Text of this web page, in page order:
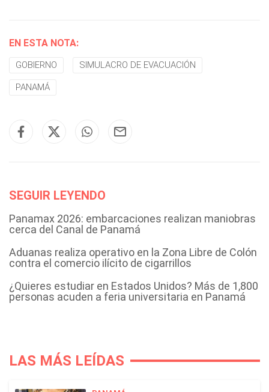
EN ESTA NOTA:
GOBIERNO SIMULACRO DE EVACUACIÓN
PANAMÁ
SEGUIR LEYENDO
Panamax 2026: embarcaciones realizan maniobras
cerca del Canal de Panamá
Aduanas realiza operativo en la Zona Libre de Colón
contra el comercio ilícito de cigarrillos
¿Quieres estudiar en Estados Unidos? Más de 1,800
personas acuden a feria universitaria en Panamá
LAS MÁS LEÍDAS